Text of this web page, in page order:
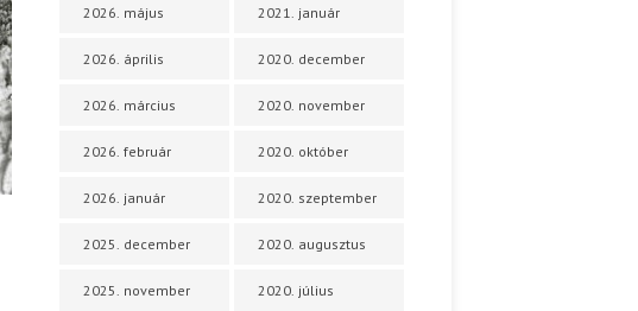
2026. május
2026. április
2026. március
2026. február
2026. január
2025. december
2025. november
2021. január
2020. december
2020. november
2020. október
2020. szeptember
2020. augusztus
2020. július